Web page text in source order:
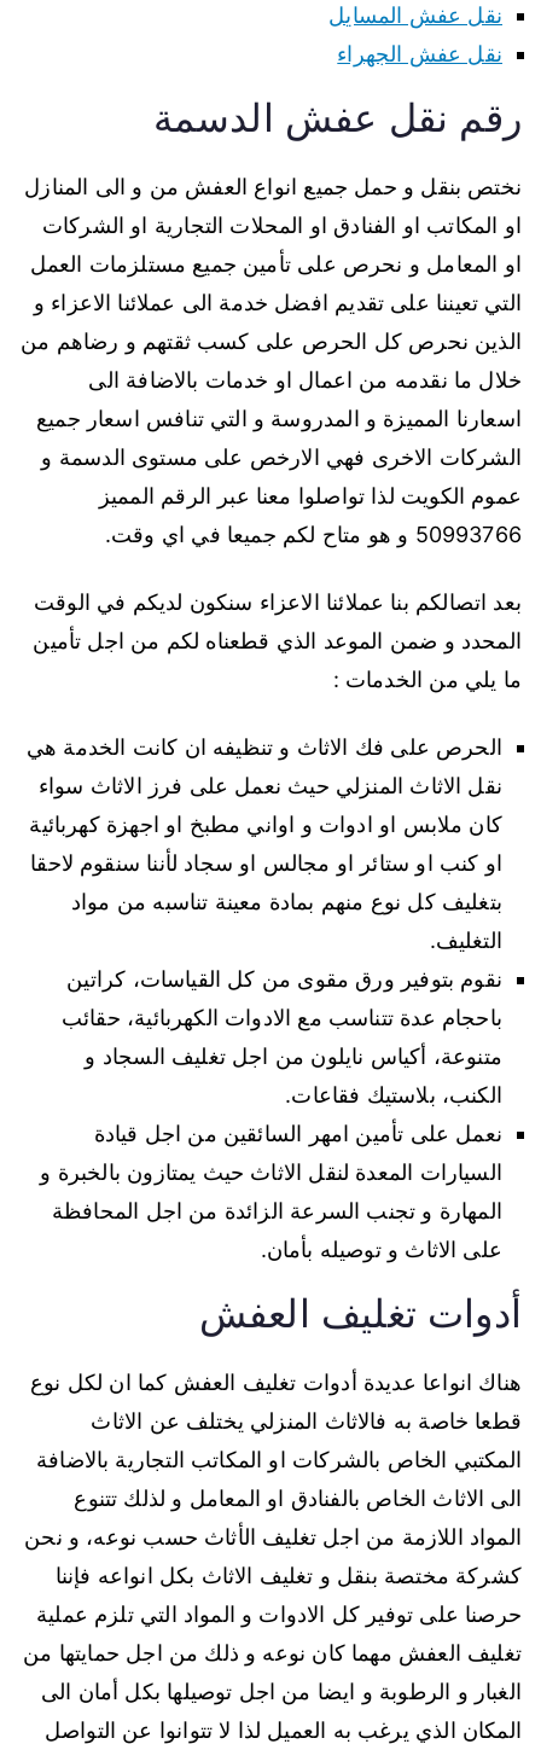
نقل عفش المسايل
نقل عفش الجهراء
رقم نقل عفش الدسمة
نختص بنقل و حمل جميع انواع العفش من و الى المنازل
او المكاتب او الفنادق او المحلات التجارية او الشركات
او المعامل و نحرص على تأمين جميع مستلزمات العمل
التي تعيننا على تقديم افضل خدمة الى عملائنا الاعزاء و
الذين نحرص كل الحرص على كسب ثقتهم و رضاهم من
خلال ما نقدمه من اعمال او خدمات بالاضافة الى
اسعارنا المميزة و المدروسة و التي تنافس اسعار جميع
الشركات الاخرى فهي الارخص على مستوى الدسمة و
عموم الكويت لذا تواصلوا معنا عبر الرقم المميز
50993766 و هو متاح لكم جميعا في اي وقت.
بعد اتصالكم بنا عملائنا الاعزاء سنكون لديكم في الوقت
المحدد و ضمن الموعد الذي قطعناه لكم من اجل تأمين
ما يلي من الخدمات :
الحرص على فك الاثاث و تنظيفه ان كانت الخدمة هي
نقل الاثاث المنزلي حيث نعمل على فرز الاثاث سواء
كان ملابس او ادوات و اواني مطبخ او اجهزة كهربائية
او كنب او ستائر او مجالس او سجاد لأننا سنقوم لاحقا
بتغليف كل نوع منهم بمادة معينة تناسبه من مواد
التغليف.
نقوم بتوفير ورق مقوى من كل القياسات، كراتين
باحجام عدة تتناسب مع الادوات الكهربائية، حقائب
متنوعة، أكياس نايلون من اجل تغليف السجاد و
الكنب، بلاستيك فقاعات.
نعمل على تأمين امهر السائقين من اجل قيادة
السيارات المعدة لنقل الاثاث حيث يمتازون بالخبرة و
المهارة و تجنب السرعة الزائدة من اجل المحافظة
على الاثاث و توصيله بأمان.
أدوات تغليف العفش
هناك انواعا عديدة أدوات تغليف العفش كما ان لكل نوع
قطعا خاصة به فالاثاث المنزلي يختلف عن الاثاث
المكتبي الخاص بالشركات او المكاتب التجارية بالاضافة
الى الاثاث الخاص بالفنادق او المعامل و لذلك تتنوع
المواد اللازمة من اجل تغليف الأثاث حسب نوعه، و نحن
كشركة مختصة بنقل و تغليف الاثاث بكل انواعه فإننا
حرصنا على توفير كل الادوات و المواد التي تلزم عملية
تغليف العفش مهما كان نوعه و ذلك من اجل حمايتها من
الغبار و الرطوبة و ايضا من اجل توصيلها بكل أمان الى
المكان الذي يرغب به العميل لذا لا تتوانوا عن التواصل